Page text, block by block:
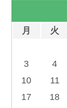
月 火
3
4
10
11
17
18